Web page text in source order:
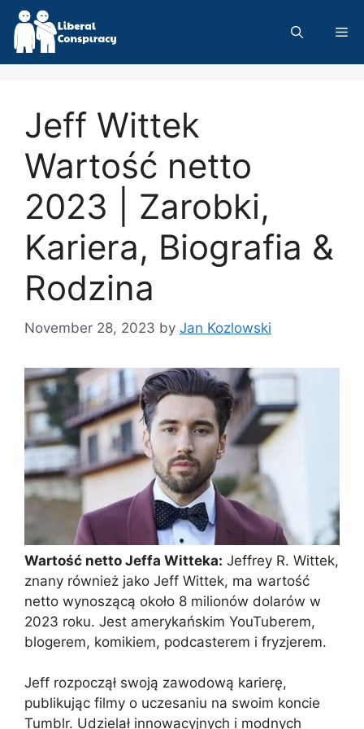
Skip
content
Jeff Wittek
Wartość netto
2023 | Zarobki,
Kariera, Biografia &
Rodzina
November 28, 2023 by Jan Kozlowski
Wartość netto Jeffa Witteka: Jeffrey R. Wittek,
znany również jako Jeff Wittek, ma wartość
netto wynoszącą około 8 milionów dolarów w
2023 roku. Jest amerykańskim YouTuberem,
blogerem, komikiem, podcasterem i fryzjerem.
Jeff rozpoczął swoją zawodową karierę,
publikując filmy o uczesaniu na swoim koncie
Tumblr. Udzielał innowacyjnych i modnych